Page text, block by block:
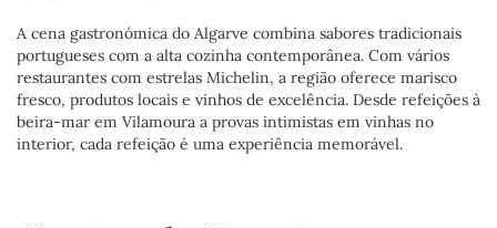
A cena gastronómica do Algarve combina sabores tradicionais
portugueses com a alta cozinha contemporânea. Com vários
restaurantes com estrelas Michelin, a região oferece marisco
fresco, produtos locais e vinhos de excelência. Desde refeições à
beira-mar em Vilamoura a provas intimistas em vinhas no
interior, cada refeição é uma experiência memorável.